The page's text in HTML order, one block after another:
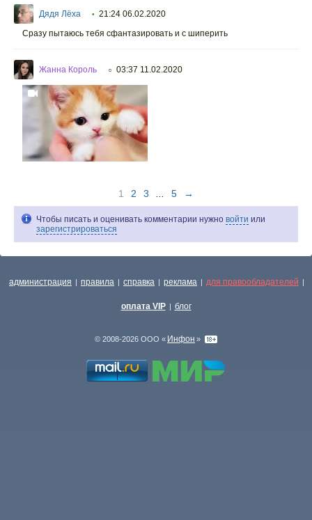
Дядя Лёха • 21:24 06.02.2020
Сразу пытаюсь тебя сфантазировать и с шиперить
Жанна Король ○ 03:37 11.02.2020
1 2 3 5 →
Чтобы писать и оценивать комментарии нужно войти или
зарегистрироваться
администрация | правила | справка | реклама | для правообладателей |
оплата VIP | блог
© 2008-2026 ООО « Инфон »